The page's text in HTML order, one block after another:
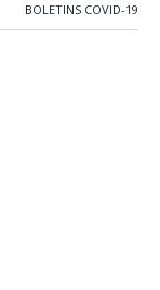
BOLETINS COVID-19